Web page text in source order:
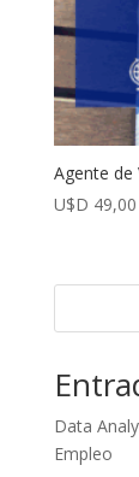
Agente de
U$D 49,00
Data
Empleo